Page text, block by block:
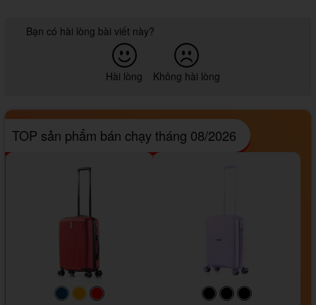
Bạn có hài lòng bài viết này?
Hài lòng Không hài lòng
TOP sản phẩm bán chạy tháng 08/2026